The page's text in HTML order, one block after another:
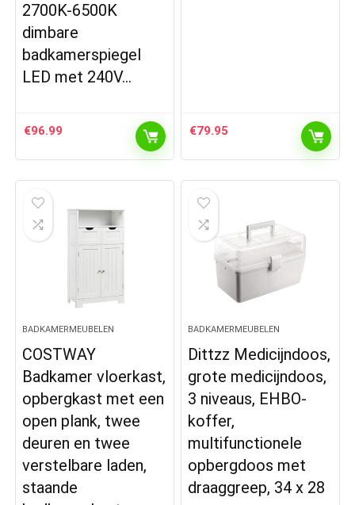
2700K-6500K
dimbare
badkamerspiegel
LED met 240V…
€96.99 €79.95
BADKAMERMEUBELEN
COSTWAY
Badkamer vloerkast,
opbergkast met een
open plank, twee
deuren en twee
verstelbare laden,
staande
BADKAMERMEUBELEN
Dittzz Medicijndoos,
grote medicijndoos,
3 niveaus, EHBO-
koffer,
multifunctionele
opbergdoos met
draaggreep, 34 x 28